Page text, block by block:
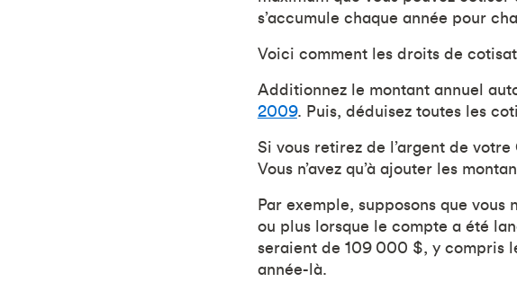
s’accumule chaque année pour
Voici comment les droits de
Additionnez le montant annuel
2009. Puis, déduisez toutes les
Si vous retirez de l’argent de
Vous n’avez qu’à ajouter les
Par exemple, supposons que vous
ou plus lorsque le compte a été
seraient de 109 000 $, y compris
année-là.